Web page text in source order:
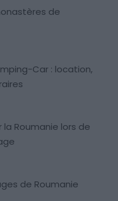
de
Car : location,
Roumanie lors de
de Roumanie